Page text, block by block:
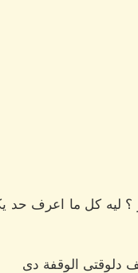
ليه كل ما اعرف حد
دلوقتى الوقفة دى